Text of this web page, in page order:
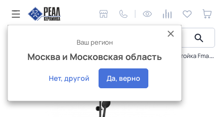
Сантехника и аксессуары Смесители Душевая стойка Fmark FS8435H
Интернет-магазин
Ваш регион
Москва и Московская область
Нет, другой Да, верно